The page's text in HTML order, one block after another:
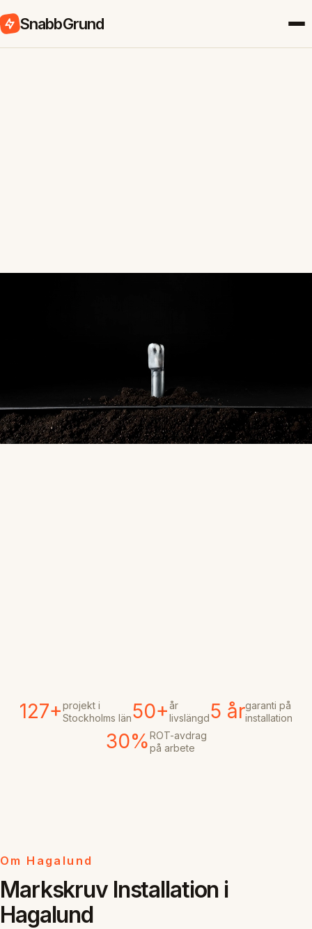
SnabbGrund
127+projekt i
Stockholms län50+ år
livslängd5 årgaranti på
installation
30%ROT-avdrag
på arbete
Om Hagalund
Markskruv Installation i
Hagalund